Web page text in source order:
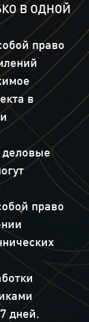
В ОДНОЙ
право
в
деловые
право
дней.